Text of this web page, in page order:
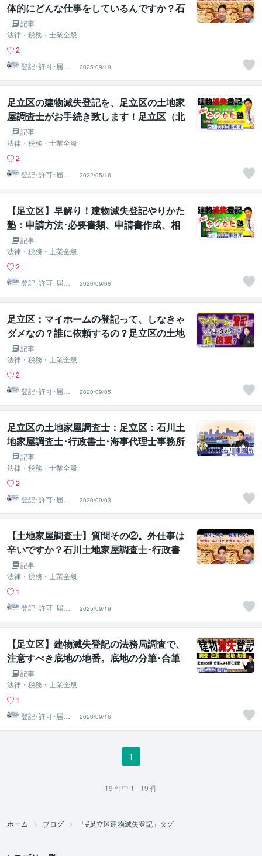
体的にどんな仕事をしているんですか？石
川土地家屋調査士･行政書士･海事代理士事
務所
記事
法律・税務・士業全般
2
登記･許可･届
出、各種図面作
成
2025/09/19
足立区の建物滅失登記を、足立区の土地家
屋調査士がお手続き致します！足立区（北
千住･梅島･西新井･竹ノ塚･綾瀬･堀切･牛
田）で、建物取壊し登記・滅失登記ならお
まかせ！
記事
法律・税務・士業全般
2
登記･許可･届
出、各種図面作
成
2022/05/16
【足立区】早解り！建物滅失登記やりかた
塾：申請方法･必要書類、申請書作成、相
続人申請、担保権設定登記付の場合の解除
証書、弁済証書。足立区の建物滅失登記申
請、足立区の土地家屋調査士・宅地建物取
引士。土地家屋調査士が解説（足立区エリ
ア/北千住/小菅/五反野/梅島/西新井/竹ノ塚/
江北/西新井大師西/谷在家/舎人公園/舎人/見
沼代親水公園）
記事
法律・税務・士業全般
2
登記･許可･届
出、各種図面作
成
2020/09/08
足立区：マイホームの登記って、しなきゃ
ダメなの？誰に依頼するの？足立区の土地
家屋調査士･宅地建物取引士が解りやすく
解説。足立区建物表題登記(土地家屋調査
士)後に所有権保存登記(司法書士)法務局お
手続き。
記事
法律・税務・士業全般
2
登記･許可･届
出、各種図面作
成
2020/09/05
足立区の土地家屋調査士：足立区：石川土
地家屋調査士･行政書士･海事代理士事務所
の、土地家屋調査士･海事代理士：石川温
彦です。
記事
法律・税務・士業全般
2
登記･許可･届
出、各種図面作
成
2020/09/03
【土地家屋調査士】質問その②。外仕事は
辛いですか？石川土地家屋調査士･行政書
士･海事代理士事務所
記事
法律・税務・士業全般
1
登記･許可･届
出、各種図面作
成
2025/09/19
【足立区】建物滅失登記の法務局調査で、
注意すべき底地の地番。底地の分筆･合筆
による所在変更について、足立区の土地家
屋調査士・宅地建物取引士が解説（足立区
エリア/北千住/小菅/五反野/梅島/西新井/竹
ノ塚/綾瀬/六町/堀切/牛田/足立小台/扇大橋/
高野/江北/西新井大師西/谷在家/舎人公園/舎
記事
法律・税務・士業全般
1
登記･許可･届
出、各種図面作
成
2020/09/16
1
19 件中 1 - 19 件
ホーム ブログ 「#足立区建物滅失登記」タグ